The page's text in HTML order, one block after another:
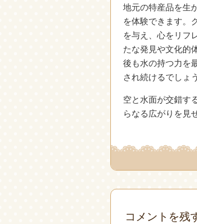
地元の特産品を生
を体験できます。
を与え、心をリフ
たな発見や文化的
後も水の持つ力を
され続けるでしょう
空と水面が交錯す
らなる広がりを見
コメントを残